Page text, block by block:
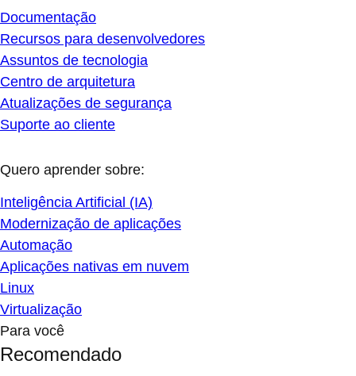
Documentação
Recursos para desenvolvedores
Assuntos de tecnologia
Centro de arquitetura
Atualizações de segurança
Suporte ao cliente
Quero aprender sobre:
Inteligência Artificial (IA)
Modernização de aplicações
Automação
Aplicações nativas em nuvem
Linux
Virtualização
Para você
Recomendado